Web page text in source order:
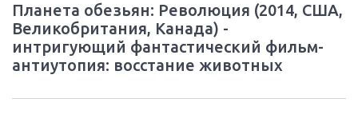
Планета обезьян: Революция (2014, США,
Великобритания, Канада) -
интригующий фантастический фильм-
антиутопия: восстание животных